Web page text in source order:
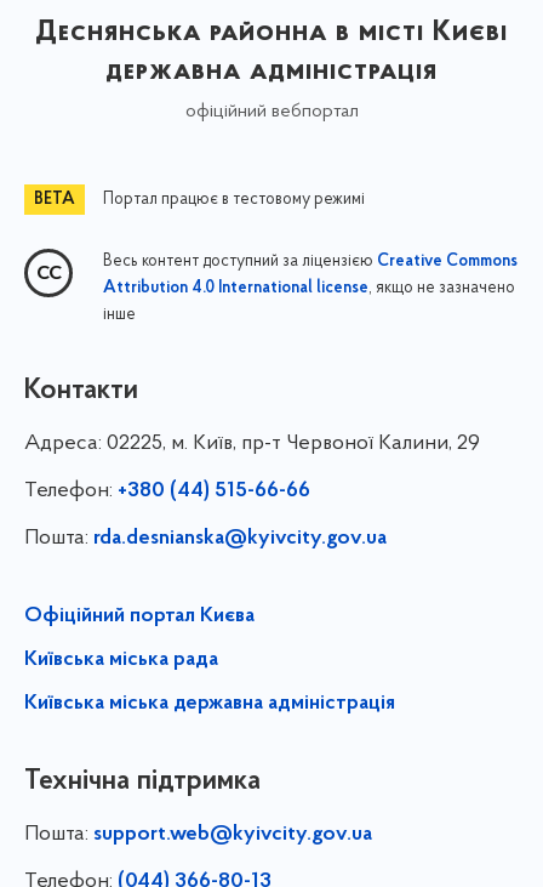
Деснянська районна в місті Києві
державна адміністрація
офіційний вебпортал
Портал працює в тестовому режимі
Весь контент доступний за ліцензією Creative Commons
Attribution 4.0 International license, якщо не зазначено
інше
Контакти
Адреса: 02225, м. Київ, пр-т Червоної Калини, 29
Телефон: +380 (44) 515-66-66
Пошта: rda.desnianska@kyivcity.gov.ua
Офіційний портал Києва
Київська міська рада
Київська міська державна адміністрація
Технічна підтримка
Пошта: support.web@kyivcity.gov.ua
Телефон: (044) 366-80-13